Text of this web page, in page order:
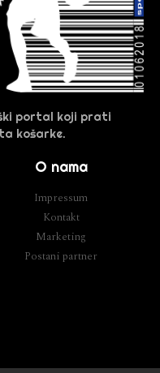
portal koji prati
košarke.
O nama
Impressum
Kontakt
Marketing
Postani partner